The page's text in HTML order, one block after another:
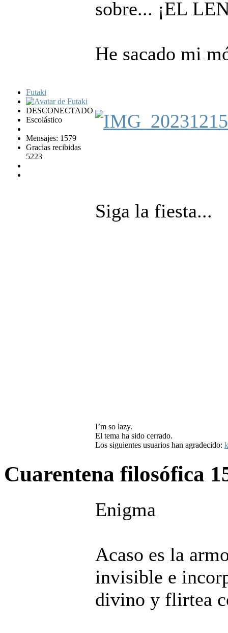
Futaki
DESCONECTADO
Escolástico
Mensajes: 1579
Gracias recibidas
5223
sobre... ¡EL
He sacado mi
Siga la fiesta...
I’m so lazy.
El tema ha sido cerrado.
Los siguientes usuarios han agradecido:
Cuarentena filosófica
Enigma
Acaso es la
invisible e
divino y flirtea